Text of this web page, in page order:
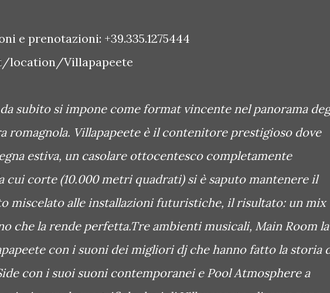
e prenotazioni: +39.335.1275444
location/Villapapeete
subito si impone come format vincente nel panorama
romagnola. Villapapeete è il contenitore prestigioso dove
estiva, un casolare ottocentesco completamente
corte (10.000 metri quadrati) si è saputo mantenere il
miscelato alle installazioni futuristiche, il risultato: un mix
che la rende perfetta.Tre ambienti musicali, Main Room la
con i suoni dei migliori dj che hanno fatto la storia
con i suoi suoni contemporanei e Pool Atmosphere a